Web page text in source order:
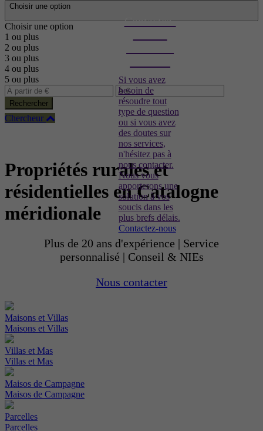
Choisir une option
Choisir une option
1 ou plus
2 ou plus
3 ou plus
4 ou plus
5 ou plus
Rechercher
Chercheur
Propriétés rurales et
résidentielles en Catalogne
méridionale
Plus de 20 ans d'expérience | Service
personnalisé | Conseil & NIEs
Nous contacter
Maisons et Villas
Maisons et Villas
Villas et Mas
Villas et Mas
Maisos de Campagne
Maisos de Campagne
Parcelles
Parcelles
Contactez-
Si vous avez
besoin de
résoudre tout
type de question
ou si vous avez
des doutes sur
nos services,
n'hésitez pas à
nous contacter.
Nous vous
apporterons une
solution à vos
soucis dans les
plus brefs délais.
Contactez-nous